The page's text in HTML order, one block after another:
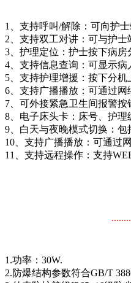
1、支持呼叫/解除：可向护
2、支持双工对讲：可与护士
3、护理定位：护士按下病房
4、支持信息查询：可显示病
5、支持护理增援：按下分机
6、支持广播播放：可通过网
7、可外接紧急卫生间报警按
8、电子床头卡：床号、护
9、白天与夜晚模式切换：
10、支持广播播放：可通过
11、支持远程操作：支持
1.功率：30W.
2.防爆结构参数符合GB/T